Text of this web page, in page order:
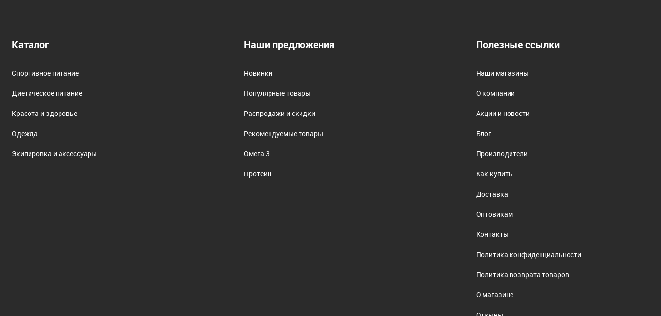
Каталог
Спортивное питание
Диетическое питание
Красота и здоровье
Одежда
Экипировка и аксессуары
Наши предложения
Новинки
Популярные товары
Распродажи и скидки
Рекомендуемые товары
Омега 3
Протеин
Полезные ссылки
Наши магазины
О компании
Акции и новости
Блог
Производители
Как купить
Доставка
Оптовикам
Контакты
Политика конфиденциальности
Политика возврата товаров
О магазине